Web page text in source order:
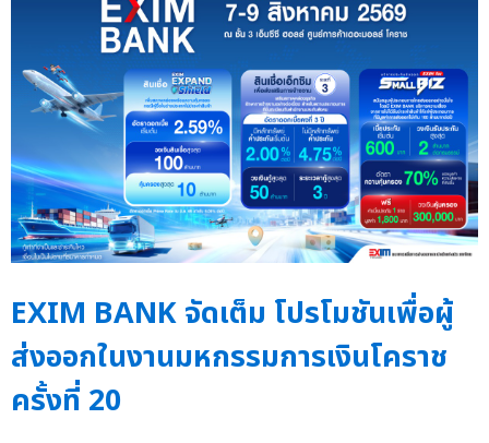
EXIM BANK จัดเต็ม โปรโมชันเพื่อผู้
ส่งออกในงานมหกรรมการเงินโคราช
ครั้งที่ 20